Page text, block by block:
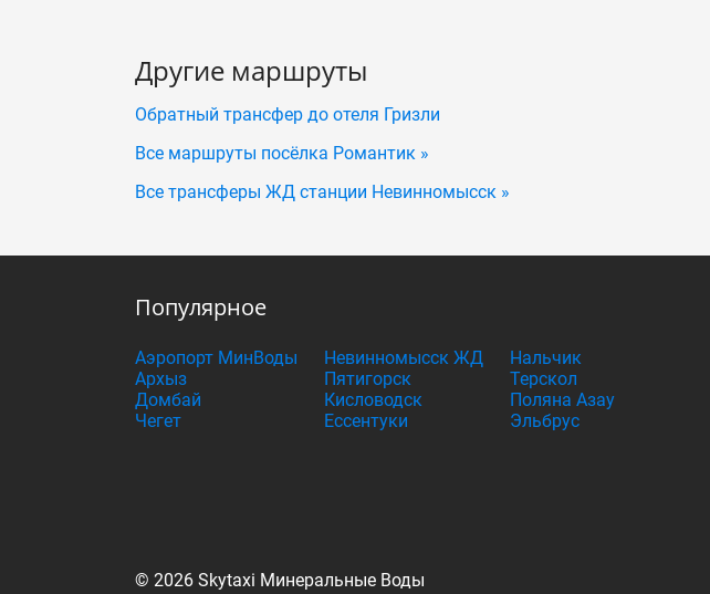
Другие маршруты
Обратный трансфер до отеля Гризли
Все маршруты посёлка Романтик »
Все трансферы ЖД станции Невинномысск »
Популярное
Аэропорт МинВоды
Архыз
Домбай
Чегет
Невинномысск ЖД
Пятигорск
Кисловодск
Ессентуки
Нальчик
Терскол
Поляна Азау
Эльбрус
© 2026 Skytaxi Минеральные Воды